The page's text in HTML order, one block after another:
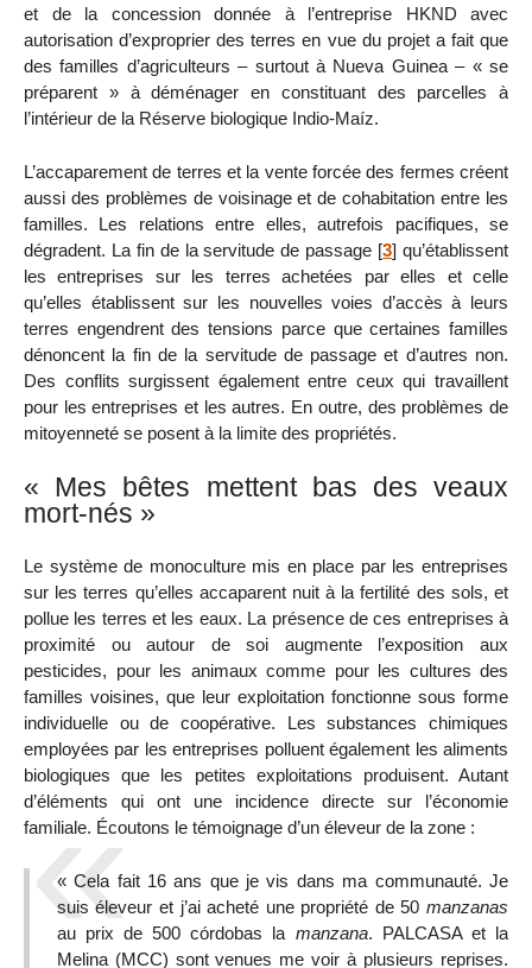
et de la concession donnée à l’entreprise HKND avec
autorisation d’exproprier des terres en vue du projet a fait que
des familles d’agriculteurs – surtout à Nueva Guinea – « se
préparent » à déménager en constituant des parcelles à
l’intérieur de la Réserve biologique Indio-Maíz.
L’accaparement de terres et la vente forcée des fermes créent
aussi des problèmes de voisinage et de cohabitation entre les
familles. Les relations entre elles, autrefois pacifiques, se
dégradent. La fin de la servitude de passage [3] qu’établissent
les entreprises sur les terres achetées par elles et celle
qu’elles établissent sur les nouvelles voies d’accès à leurs
terres engendrent des tensions parce que certaines familles
dénoncent la fin de la servitude de passage et d’autres non.
Des conflits surgissent également entre ceux qui travaillent
pour les entreprises et les autres. En outre, des problèmes de
mitoyenneté se posent à la limite des propriétés.
« Mes bêtes mettent bas des veaux
mort-nés »
Le système de monoculture mis en place par les entreprises
sur les terres qu’elles accaparent nuit à la fertilité des sols, et
pollue les terres et les eaux. La présence de ces entreprises à
proximité ou autour de soi augmente l’exposition aux
pesticides, pour les animaux comme pour les cultures des
familles voisines, que leur exploitation fonctionne sous forme
individuelle ou de coopérative. Les substances chimiques
employées par les entreprises polluent également les aliments
biologiques que les petites exploitations produisent. Autant
d’éléments qui ont une incidence directe sur l’économie
familiale. Écoutons le témoignage d’un éleveur de la zone :
« Cela fait 16 ans que je vis dans ma communauté. Je
suis éleveur et j’ai acheté une propriété de 50 manzanas
au prix de 500 córdobas la manzana. PALCASA et la
Melina (MCC) sont venues me voir à plusieurs reprises.